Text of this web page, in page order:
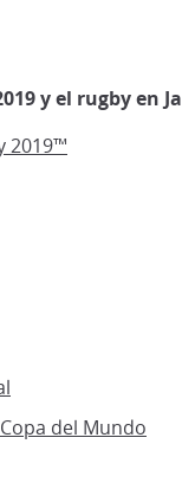
y el rugby en
2019™
del Mundo